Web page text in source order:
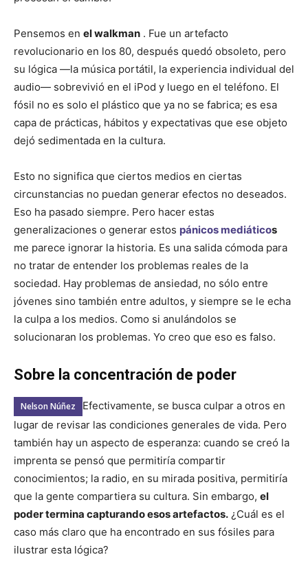
Pensemos en el walkman . Fue un artefacto
revolucionario en los 80, después quedó obsoleto, pero
su lógica —la música portátil, la experiencia individual del
audio— sobrevivió en el iPod y luego en el teléfono. El
fósil no es solo el plástico que ya no se fabrica; es esa
capa de prácticas, hábitos y expectativas que ese objeto
dejó sedimentada en la cultura.
Esto no significa que ciertos medios en ciertas
circunstancias no puedan generar efectos no deseados.
Eso ha pasado siempre. Pero hacer estas
generalizaciones o generar estos pánicos mediáticos
me parece ignorar la historia. Es una salida cómoda para
no tratar de entender los problemas reales de la
sociedad. Hay problemas de ansiedad, no sólo entre
jóvenes sino también entre adultos, y siempre se le echa
la culpa a los medios. Como si anulándolos se
solucionaran los problemas. Yo creo que eso es falso.
Sobre la concentración de poder
Nelson Núñez
Efectivamente, se busca culpar a otros en
lugar de revisar las condiciones generales de vida. Pero
también hay un aspecto de esperanza: cuando se creó la
imprenta se pensó que permitiría compartir
conocimientos; la radio, en su mirada positiva, permitiría
que la gente compartiera su cultura. Sin embargo, el
poder termina capturando esos artefactos. ¿Cuál es el
caso más claro que ha encontrado en sus fósiles para
ilustrar esta lógica?